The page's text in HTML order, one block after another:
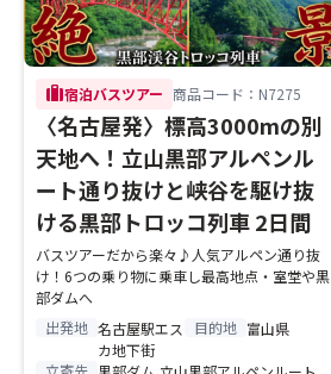
trip宿泊バスツアー 商品コード：N7275
〈名古屋発〉標高3000mの別
天地へ！立山黒部アルペンル
ート通り抜けと峡谷を駆け抜
ける黒部トロッコ列車 2日間
バスツアーだから楽々♪人気アルペン通り抜
け！6つの乗り物に乗車し最高地点・室堂や黒
部ダムへ
出発地 名古屋駅エス
カ地下街
目的地 富山県
立寄先